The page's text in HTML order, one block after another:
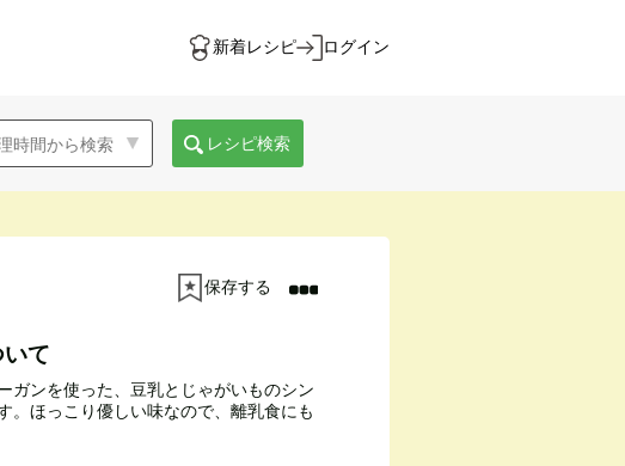
新着レシピ ログイン
レシピ検索
保存する
て
ガンを使った、豆乳とじゃがいものシン
。ほっこり優しい味なので、離乳食にも